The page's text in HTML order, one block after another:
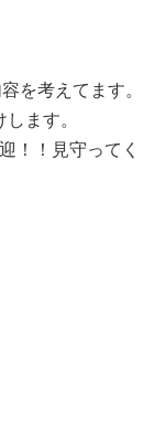
を考えてます。
ます。
！！見守ってく